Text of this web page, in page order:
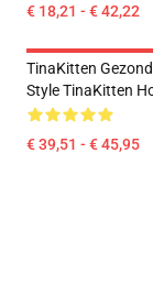
€ 18,21 - € 42,22
TinaKitten
Style TinaKitten
€ 39,51 - € 45,95